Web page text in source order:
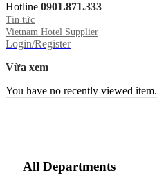
Hotline 0901.871.333
Tin tức
Vietnam Hotel Supplier
Login/Register
Vừa xem
You have no recently viewed item.
All Departments